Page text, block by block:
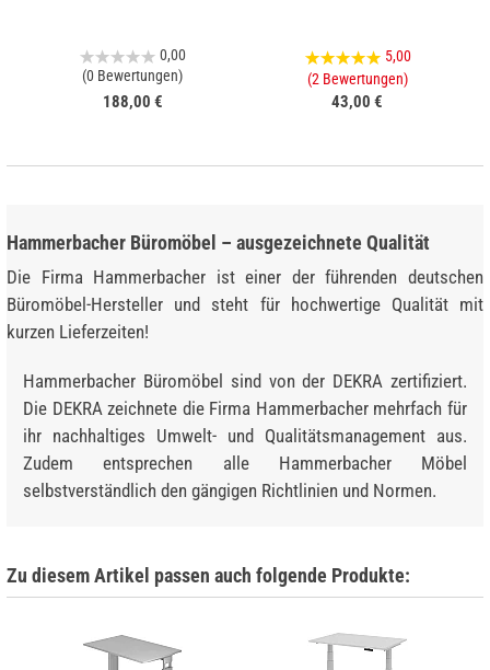
0,00
(0 Bewertungen)
188,00 €
5,00
(2 Bewertungen)
43,00 €
Hammerbacher Büromöbel – ausgezeichnete Qualität
Die Firma Hammerbacher ist einer der führenden deutschen
Büromöbel-Hersteller und steht für hochwertige Qualität mit
kurzen Lieferzeiten!
Hammerbacher Büromöbel sind von der DEKRA zertifiziert.
Die DEKRA zeichnete die Firma Hammerbacher mehrfach für
ihr nachhaltiges Umwelt- und Qualitätsmanagement aus.
Zudem entsprechen alle Hammerbacher Möbel
selbstverständlich den gängigen Richtlinien und Normen.
Zu diesem Artikel passen auch folgende Produkte: